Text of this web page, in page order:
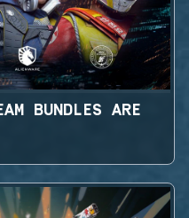
BUNDLES ARE